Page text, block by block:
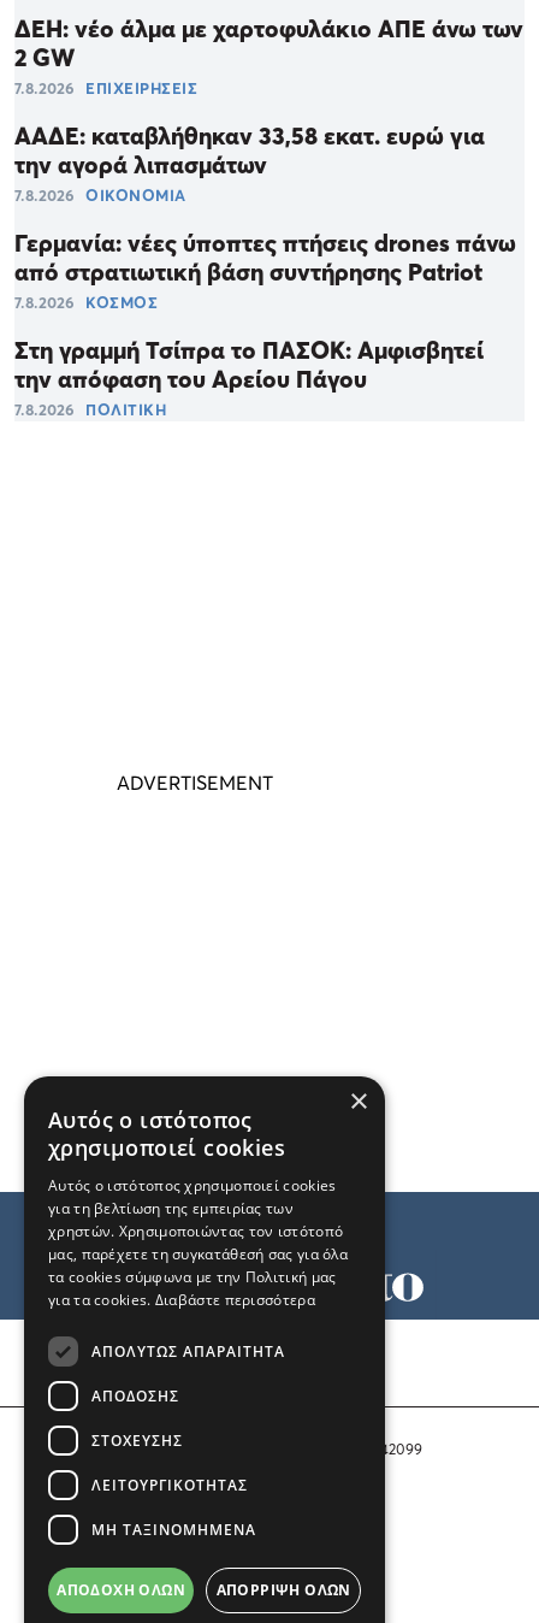
ΔΕΗ: νέο άλμα με χαρτοφυλάκιο ΑΠΕ άνω των
2 GW
7.8.2026 ΕΠΙΧΕΙΡΗΣΕΙΣ
ΑΑΔΕ: καταβλήθηκαν 33,58 εκατ. ευρώ για
την αγορά λιπασμάτων
7.8.2026 ΟΙΚΟΝΟΜΙΑ
Γερμανία: νέες ύποπτες πτήσεις drones πάνω
από στρατιωτική βάση συντήρησης Patriot
7.8.2026 ΚΟΣΜΟΣ
Στη γραμμή Τσίπρα το ΠΑΣΟΚ: Αμφισβητεί
την απόφαση του Αρείου Πάγου
7.8.2026 ΠΟΛΙΤΙΚΗ
Αριθμός Πιστοποίησης Μ.Η.Τ. 242099
COPYRIGHT © 2026 Το Μανιφέστο
×
Αυτός ο ιστότοπος
χρησιμοποιεί cookies
Αυτός ο ιστότοπος χρησιμοποιεί cookies
για τη βελτίωση της εμπειρίας των
χρηστών. Χρησιμοποιώντας τον ιστότοπό
μας, παρέχετε τη συγκατάθεσή σας για όλα
τα cookies σύμφωνα με την Πολιτική μας
για τα cookies. Διαβάστε περισσότερα
ΑΠΟΛΎΤΩΣ ΑΠΑΡΑΊΤΗΤΑ
ΑΠΌΔΟΣΗΣ
ΣΤΌΧΕΥΣΗΣ
ΛΕΙΤΟΥΡΓΙΚΌΤΗΤΑΣ
ΜΗ ΤΑΞΙΝΟΜΗΜΈΝΑ
ΑΠΟΔΟΧΉ ΌΛΩΝ ΑΠΌΡΡΙΨΗ ΌΛΩΝ